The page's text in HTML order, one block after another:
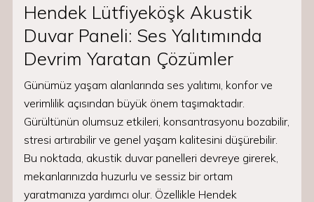
Hendek Lütfiyeköşk Akustik
Duvar Paneli: Ses Yalıtımında
Devrim Yaratan Çözümler
Günümüz yaşam alanlarında ses yalıtımı, konfor ve
verimlilik açısından büyük önem taşımaktadır.
Gürültünün olumsuz etkileri, konsantrasyonu bozabilir,
stresi artırabilir ve genel yaşam kalitesini düşürebilir.
Bu noktada, akustik duvar panelleri devreye girerek,
mekanlarınızda huzurlu ve sessiz bir ortam
yaratmanıza yardımcı olur. Özellikle Hendek